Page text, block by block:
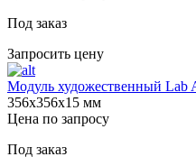
Под заказ
Запросить цену
Модуль художественный Lab
356х356х15 мм
Цена по запросу
Под заказ